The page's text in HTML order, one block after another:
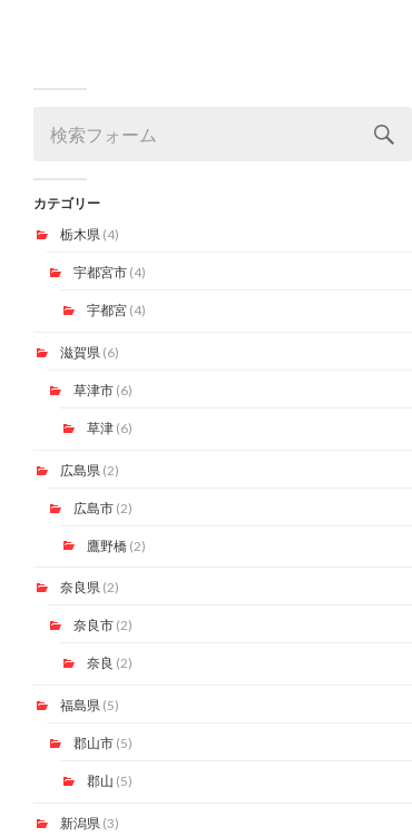
カテゴリー
栃木県 (4)
宇都宮市(4)
宇都宮(4)
滋賀県 (6)
草津市(6)
草津(6)
広島県 (2)
広島市(2)
鷹野橋(2)
奈良県 (2)
奈良市(2)
奈良 (2)
福島県 (5)
郡山市(5)
郡山 (5)
新潟県 (3)